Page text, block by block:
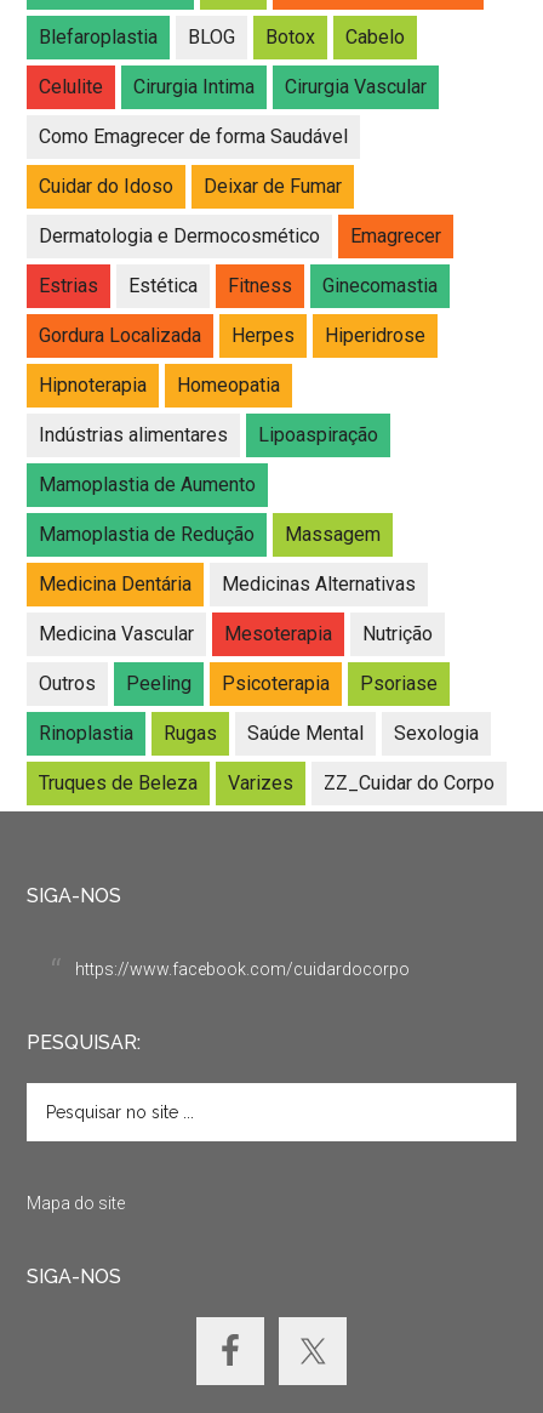
Blefaroplastia BLOG Botox Cabelo
Celulite Cirurgia Intima Cirurgia Vascular
Como Emagrecer de forma Saudável
Cuidar do Idoso Deixar de Fumar
Dermatologia e Dermocosmético Emagrecer
Estrias Estética Fitness Ginecomastia
Gordura Localizada Herpes Hiperidrose
Hipnoterapia Homeopatia
Indústrias alimentares Lipoaspiração
Mamoplastia de Aumento
Mamoplastia de Redução Massagem
Medicina Dentária Medicinas Alternativas
Medicina Vascular Mesoterapia Nutrição
Outros Peeling Psicoterapia Psoriase
Rinoplastia Rugas Saúde Mental Sexologia
Truques de Beleza Varizes ZZ_Cuidar do Corpo
SIGA-NOS
https://www.facebook.com/cuidardocorpo
PESQUISAR:
Mapa do site
SIGA-NOS